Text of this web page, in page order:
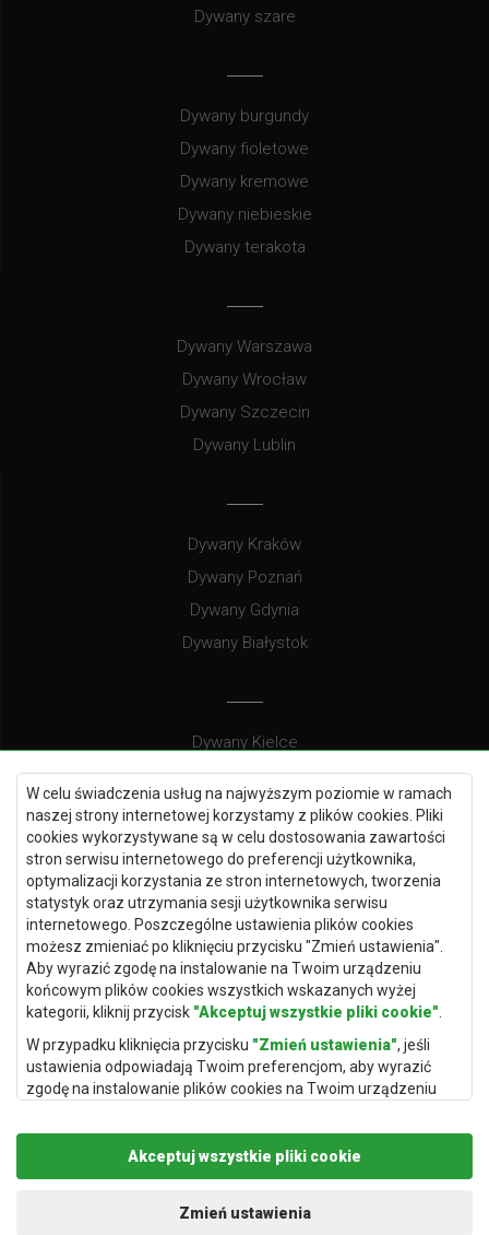
W celu świadczenia usług na najwyższym poziomie w ramach
naszej strony internetowej korzystamy z plików cookies. Pliki
cookies wykorzystywane są w celu dostosowania zawartości
stron serwisu internetowego do preferencji użytkownika,
optymalizacji korzystania ze stron internetowych, tworzenia
statystyk oraz utrzymania sesji użytkownika serwisu
internetowego. Poszczególne ustawienia plików cookies
możesz zmieniać po kliknięciu przycisku "Zmień ustawienia".
Aby wyrazić zgodę na instalowanie na Twoim urządzeniu
końcowym plików cookies wszystkich wskazanych wyżej
kategorii, kliknij przycisk "Akceptuj wszystkie pliki cookie"
W przypadku kliknięcia przycisku "Zmień ustawienia", jeśli
ustawienia odpowiadają Twoim preferencjom, aby wyrazić
zgodę na instalowanie plików cookies na Twoim urządzeniu
"Zapisz i zaakceptuj".
Podstawą przetwarzania danych osobowych, w zakresie w
administratora danych osobowych (Rugito Radosław Bartosik z
Akceptuj wszystkie pliki cookie
Zmień ustawienia
Dywany szare
Dywany burgundy
Dywany fioletowe
Dywany kremowe
Dywany niebieskie
Dywany terakota
Dywany Warszawa
Dywany Wrocław
Dywany Szczecin
Dywany Lublin
Dywany Kraków
Dywany Poznań
Dywany Gdynia
Dywany Białystok
Dywany Kielce
Dywany Gdańsk
Dywany Toruń
Dywany Bydgoszcz
Dywany Łódź
Dywany Katowice
Dywany Rzeszów
Dywany Częstochowa
Projekt i realizacja:dimax.pl